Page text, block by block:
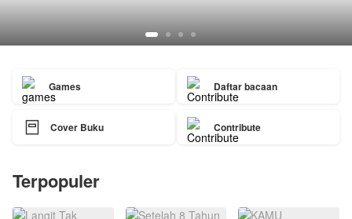
Games Daftar bacaan
 Cover Buku Contribute
Terpopuler